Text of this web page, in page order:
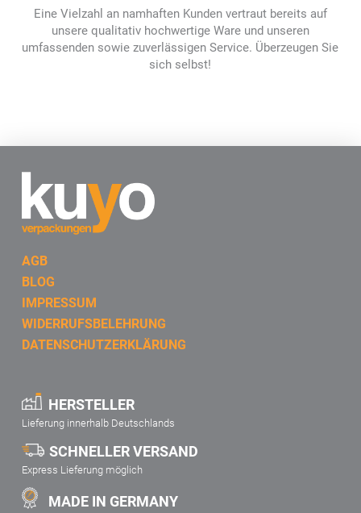
Eine Vielzahl an namhaften Kunden vertraut bereits auf
unsere qualitativ hochwertige Ware und unseren
umfassenden sowie zuverlässigen Service. Überzeugen Sie
sich selbst!
AGB
BLOG
IMPRESSUM
WIDERRUFSBELEHRUNG
DATENSCHUTZERKLÄRUNG
HERSTELLER
Lieferung innerhalb Deutschlands
SCHNELLER VERSAND
Express Lieferung möglich
MADE IN GERMANY